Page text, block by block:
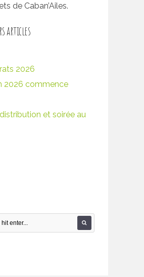
de Caban’Ailes.
articles
2026
2026 commence
et soirée au